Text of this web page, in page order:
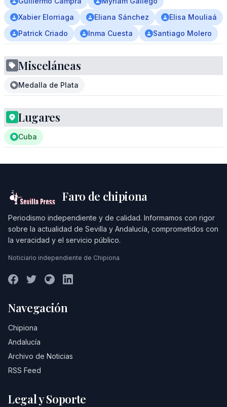
Xabier Elorriaga
Eliana Sánchez
Elisa Mouliaá
Patrick Criado
Inma Cuesta Santiago Molero
Misceláneas
Medalla de Plata
Lugares
Cuba
Faro de chipiona
Periodismo independiente y de calidad. Informamos con rigor
sobre la actualidad de Sevilla y Andalucía, comprometidos con
la veracidad y el servicio público.
Noticiario independiente de Chipiona
Navegación
Chipiona
Andalucía
Archivo de Noticias
RSS Feed
Legal y Soporte